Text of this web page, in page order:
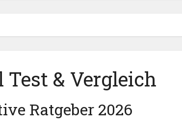
Test & Vergleich
Ratgeber 2026